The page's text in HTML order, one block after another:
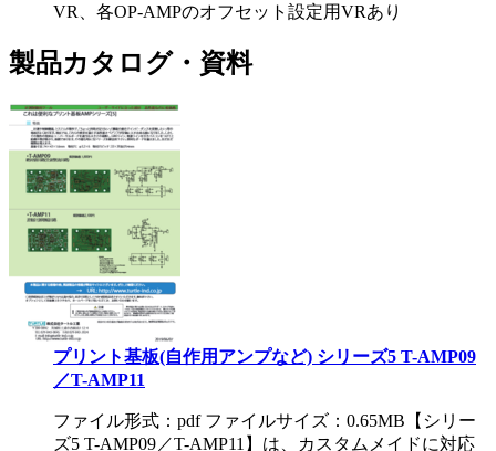
VR、各OP-AMPのオフセット設定用VRあり
製品カタログ・資料
プリント基板(自作用アンプなど) シリーズ5 T-AMP09
／T-AMP11
ファイル形式：pdf ファイルサイズ：0.65MB 【シリー
ズ5 T-AMP09／T-AMP11】は、カスタムメイドに対応